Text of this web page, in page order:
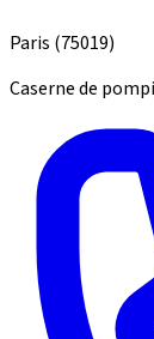
Paris (75019)
Caserne de